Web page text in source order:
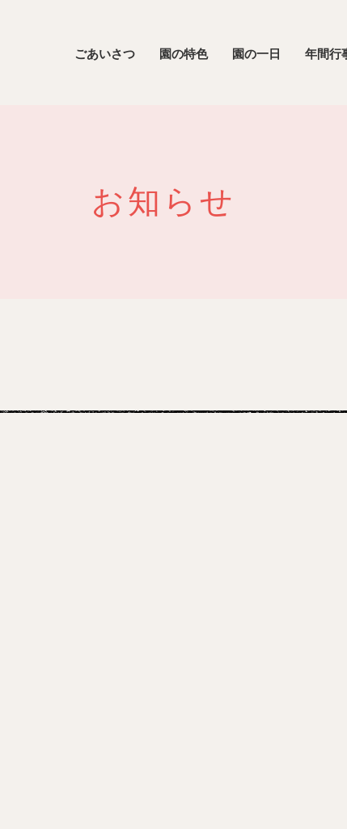
ごあいさつ 園の特色 園の一日 年間行
お知らせ